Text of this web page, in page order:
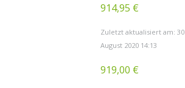
914,95 €
Zuletzt aktualisiert am: 30.
August 2020 14:13
919,00 €